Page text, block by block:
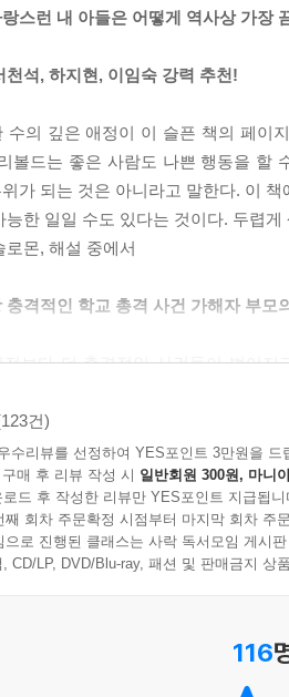
스런 내 아들은 어떻게 역사상 가장
천석, 하지현, 이임숙 강력 추천!
수의 깊은 애정이 이 슬픈 책의 페이
볼드는 좋은 사람도 나쁜 행동을 할
가 되는 것은 아니라고 말한다. 이
능한 일일 수도 있다는 것이다. 두렵
몬, 해설 중에서
충격적인 학교 총격 사건 가해자 부모
보다 더 충격적인 사건들이 벌어
해 같은 학교 학생과 교사 13명을
장은 더더욱 컸다. 그 후로 버지니아
컸다. 사건 당시 가해자들의 나이
장으로 요약하기 어려울 정도로 종
건)
수리뷰를 선정하여 YES포인트 3만원을 드
매 후 리뷰 작성 시 일반회원 300원, 마니
드 후 작성한 리뷰만 YES포인트 지급됩니
째 회차 주문확정 시점부터 마지막 회차 주
으로 진행된 클래스는 사락 독서모임 게시
CD/LP, DVD/Blu-ray, 패션 및 판매금지 상
116